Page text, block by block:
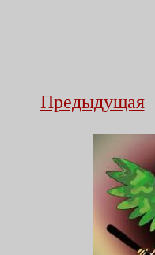
Предыдущая